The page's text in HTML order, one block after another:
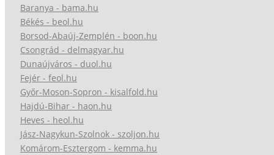
Baranya - bama.hu
Békés - beol.hu
Borsod-Abaúj-Zemplén - boon.hu
Csongrád - delmagyar.hu
Dunaújváros - duol.hu
Fejér - feol.hu
Győr-Moson-Sopron - kisalfold.hu
Hajdú-Bihar - haon.hu
Heves - heol.hu
Jász-Nagykun-Szolnok - szoljon.hu
Komárom-Esztergom - kemma.hu